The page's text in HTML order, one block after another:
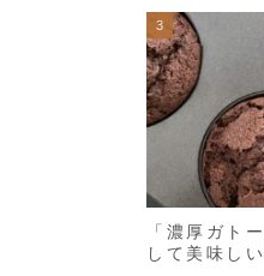
「濃厚ガト
して美味し